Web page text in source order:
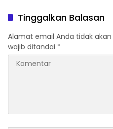
Artha Mahinrus
Tinggalkan Balasan
Alamat email Anda tidak akan
wajib ditandai *